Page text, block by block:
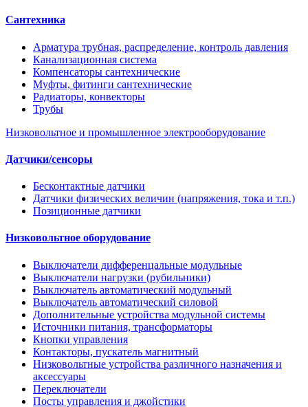
Сантехника
Арматура трубная, распределение, контроль давления
Канализационная система
Компенсаторы сантехнические
Муфты, фитинги сантехнические
Радиаторы, конвекторы
Трубы
Низковольтное и промышленное электрооборудование
Датчики/сенсоры
Бесконтактные датчики
Датчики физических величин (напряжения, тока и т.п.)
Позиционные датчики
Низковольтное оборудование
Выключатели дифференцальные модульные
Выключатели нагрузки (рубильники)
Выключатель автоматический модульный
Выключатель автоматический силовой
Дополнительные устройства модульной системы
Источники питания, трансформаторы
Кнопки управления
Контакторы, пускатель магнитный
Низковольтные устройства различного назначения и
аксессуары
Переключатели
Посты управления и джойстики